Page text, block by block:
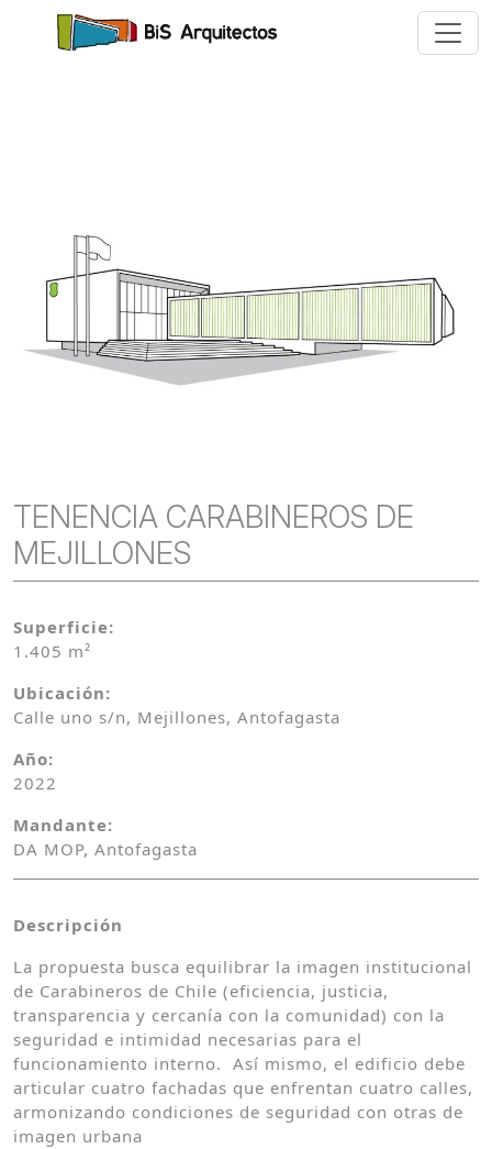
TENENCIA CARABINEROS DE
MEJILLONES
Superficie:
1.405 m²
Ubicación:
Calle uno s/n, Mejillones, Antofagasta
Año:
2022
Mandante:
DA MOP, Antofagasta
Descripción
La propuesta busca equilibrar la imagen institucional
de Carabineros de Chile (eficiencia, justicia,
transparencia y cercanía con la comunidad) con la
seguridad e intimidad necesarias para el
funcionamiento interno. Así mismo, el edificio debe
articular cuatro fachadas que enfrentan cuatro calles,
armonizando condiciones de seguridad con otras de
imagen urbana